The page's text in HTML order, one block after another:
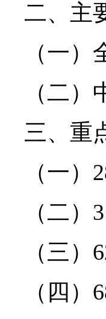
二、主
（一
（二
三、重
（一）
（二）
（三）
（四）